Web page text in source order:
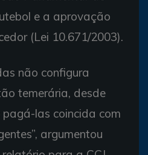
e a aprovação
(Lei 10.671/2003).
não configura
temerária, desde
las coincida com
argumentou